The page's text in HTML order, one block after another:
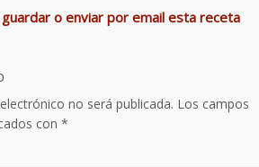
o enviar por email esta receta
no será publicada. Los campos
con *